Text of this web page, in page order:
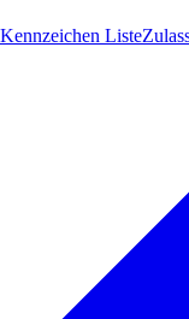
Kennzeichen Liste